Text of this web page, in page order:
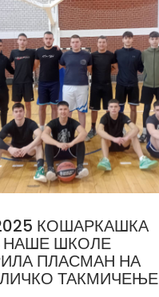
КОШАРКАШКА
НАШЕ ШКОЛЕ
ПЛАСМАН НА
ТАКМИЧЕЊЕ